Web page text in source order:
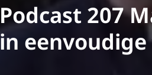
Podcast 207
in